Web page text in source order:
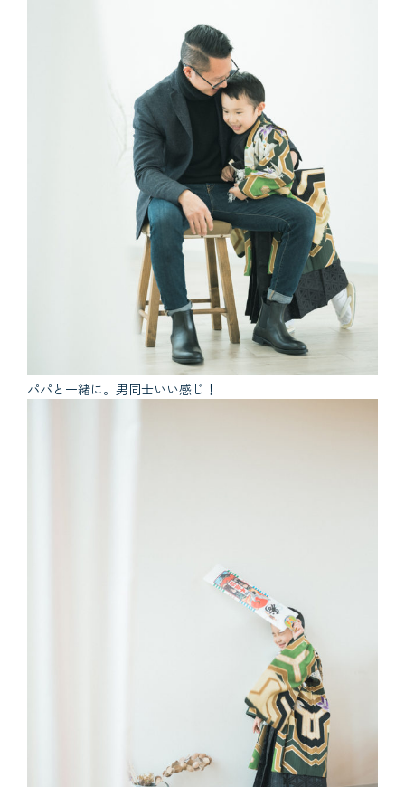
パパと一緒に。男同士いい感じ！